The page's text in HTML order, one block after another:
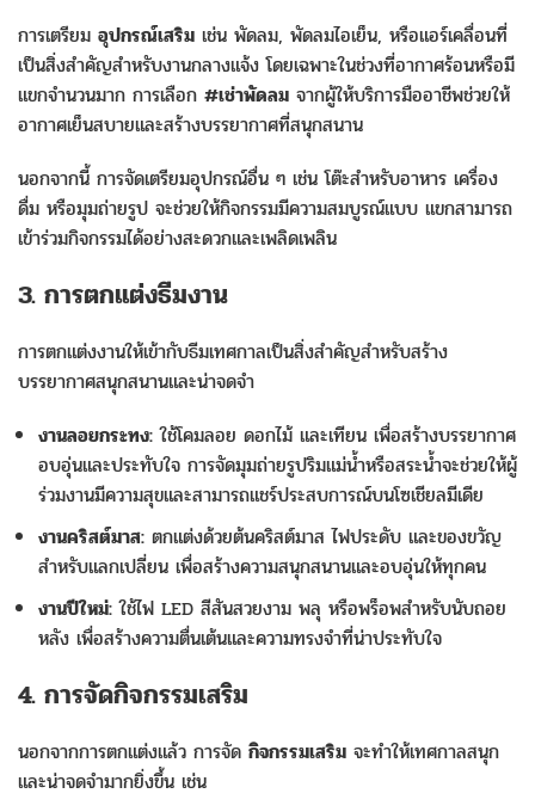
การเตรียม อุปกรณ์เสริม เช่น พัดลม, พัดลมไอเย็น, หรือแอร์เคลื่อนที่
เป็นสิ่งสำคัญสำหรับงานกลางแจ้ง โดยเฉพาะในช่วงที่อากาศร้อนหรือมี
แขกจำนวนมาก การเลือก #เช่าพัดลม จากผู้ให้บริการมืออาชีพช่วยให้
อากาศเย็นสบายและสร้างบรรยากาศที่สนุกสนาน
นอกจากนี้ การจัดเตรียมอุปกรณ์อื่น ๆ เช่น โต๊ะสำหรับอาหาร เครื่อง
ดื่ม หรือมุมถ่ายรูป จะช่วยให้กิจกรรมมีความสมบูรณ์แบบ แขกสามารถ
เข้าร่วมกิจกรรมได้อย่างสะดวกและเพลิดเพลิน
3. การตกแต่งธีมงาน
การตกแต่งงานให้เข้ากับธีมเทศกาลเป็นสิ่งสำคัญสำหรับสร้าง
บรรยากาศสนุกสนานและน่าจดจำ
งานลอยกระทง: ใช้โคมลอย ดอกไม้ และเทียน เพื่อสร้างบรรยากาศ
อบอุ่นและประทับใจ การจัดมุมถ่ายรูปริมแม่น้ำหรือสระน้ำจะช่วยให้ผู้
ร่วมงานมีความสุขและสามารถแชร์ประสบการณ์บนโซเชียลมีเดีย
งานคริสต์มาส: ตกแต่งด้วยต้นคริสต์มาส ไฟประดับ และของขวัญ
สำหรับแลกเปลี่ยน เพื่อสร้างความสนุกสนานและอบอุ่นให้ทุกคน
งานปีใหม่: ใช้ไฟ LED สีสันสวยงาม พลุ หรือพร็อพสำหรับนับถอย
หลัง เพื่อสร้างความตื่นเต้นและความทรงจำที่น่าประทับใจ
4. การจัดกิจกรรมเสริม
นอกจากการตกแต่งแล้ว การจัด กิจกรรมเสริม จะทำให้เทศกาลสนุก
และน่าจดจำมากยิ่งขึ้น เช่น